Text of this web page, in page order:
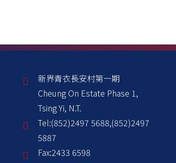
新界青衣長安村第一期
Cheung On Estate Phase 1,
Tsing Yi, N.T.
Tel:(852)2497 5688,(852)2497
5887
Fax:2433 6598